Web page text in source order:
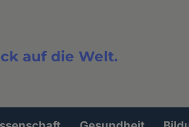
auf die Welt.